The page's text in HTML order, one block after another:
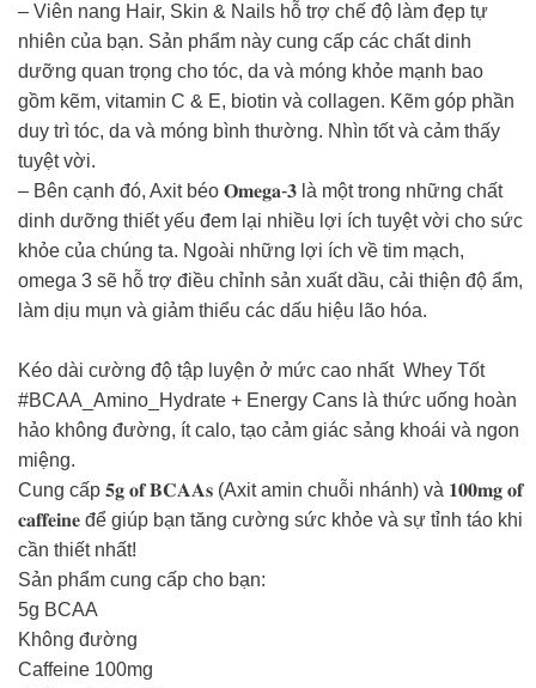
– Viên nang Hair, Skin & Nails hỗ trợ chế độ làm đẹp tự
nhiên của bạn. Sản phẩm này cung cấp các chất dinh
dưỡng quan trọng cho tóc, da và móng khỏe mạnh bao
gồm kẽm, vitamin C & E, biotin và collagen. Kẽm góp phần
duy trì tóc, da và móng bình thường. Nhìn tốt và cảm thấy
tuyệt vời.
– Bên cạnh đó, Axit béo 𝐎𝐦𝐞𝐠𝐚-𝟑 là một trong những chất
dinh dưỡng thiết yếu đem lại nhiều lợi ích tuyệt vời cho sức
khỏe của chúng ta. Ngoài những lợi ích về tim mạch,
omega 3 sẽ hỗ trợ điều chỉnh sản xuất dầu, cải thiện độ ẩm,
làm dịu mụn và giảm thiểu các dấu hiệu lão hóa.⁣
Kéo dài cường độ tập luyện ở mức cao nhất Whey Tốt
#BCAA_Amino_Hydrate + Energy Cans là thức uống hoàn
hảo không đường, ít calo, tạo cảm giác sảng khoái và ngon
miệng. ⁣
Cung cấp 𝟓𝐠 𝐨𝐟 𝐁𝐂𝐀𝐀𝐬 (Axit amin chuỗi nhánh) và 𝟏𝟎𝟎𝐦𝐠 𝐨𝐟
𝐜𝐚𝐟𝐟𝐞𝐢𝐧𝐞 để giúp bạn tăng cường sức khỏe và sự tỉnh táo khi
cần thiết nhất! ⁣
⁣Sản phẩm cung cấp cho bạn:
5g BCAA⁣
Không đường⁣
Caffeine 100mg⁣